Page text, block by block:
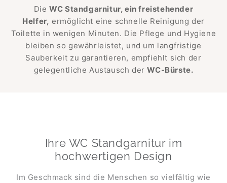
DieWC Standgarnitur, ein freistehender
Helfer, ermöglicht eine schnelle Reinigung der
Toilette in wenigen Minuten. Die Pflege und Hygiene
bleiben so gewährleistet, und um langfristige
Sauberkeit zu garantieren, empfiehlt sich der
gelegentliche Austausch derWC-Bürste.
Ihre WC Standgarnitur im
hochwertigen Design
Im Geschmack sind die Menschen so vielfältig wie